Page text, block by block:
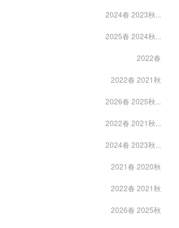
2024春 2023秋...
2025春 2024秋...
2022春
2022春 2021秋
2026春 2025秋...
2022春 2021秋...
2024春 2023秋...
2021春 2020秋
2022春 2021秋
2026春 2025秋